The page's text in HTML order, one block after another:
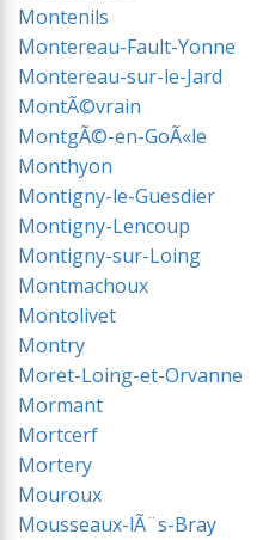
Montenils
Montereau-Fault-Yonne
Montereau-sur-le-Jard
MontÃ©vrain
MontgÃ©-en-GoÃ«le
Monthyon
Montigny-le-Guesdier
Montigny-Lencoup
Montigny-sur-Loing
Montmachoux
Montolivet
Montry
Moret-Loing-et-Orvanne
Mormant
Mortcerf
Mortery
Mouroux
Mousseaux-lÃ¨s-Bray